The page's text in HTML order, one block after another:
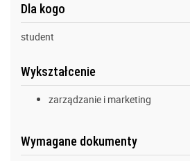
Dla kogo
student
Wykształcenie
zarządzanie i marketing
Wymagane dokumenty